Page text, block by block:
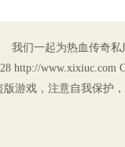
我们一起为热血传奇
http://www.xixiuc.com
游戏，注意自我保护